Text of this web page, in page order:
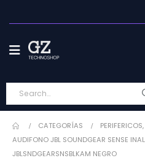
CATEGORÍAS PERIFERICOS,
AUDIFONO JBL SOUNDGEAR SENSE
JBLSNDGEARSNSBLKAM NEGRO